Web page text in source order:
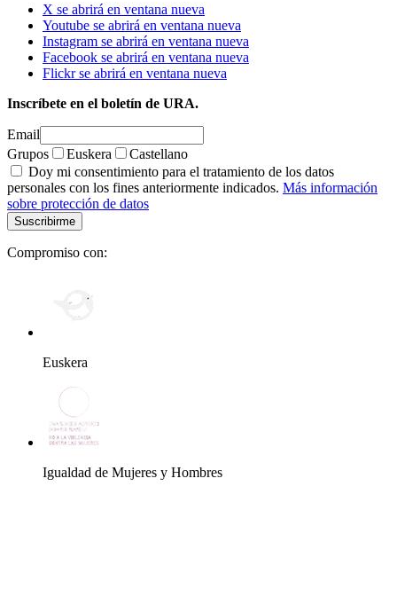
X se abrirá en ventana nueva
Youtube se abrirá en ventana nueva
Instagram se abrirá en ventana nueva
Facebook se abrirá en ventana nueva
Flickr se abrirá en ventana nueva
Inscríbete en el boletín de URA.
Email
Grupos
Euskera
Castellano
Doy mi consentimiento para el tratamiento de los datos
personales con los fines anteriormente indicados. Más información
sobre protección de datos
Compromiso con:
Euskera
Igualdad de Mujeres y Hombres